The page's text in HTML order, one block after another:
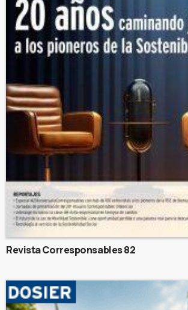
Revista Corresponsables 82